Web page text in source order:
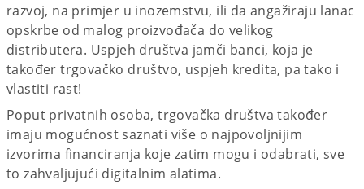
razvoj, na primjer u inozemstvu, ili da angažiraju lanac
opskrbe od malog proizvođača do velikog
distributera. Uspjeh društva jamči banci, koja je
također trgovačko društvo, uspjeh kredita, pa tako i
vlastiti rast!
Poput privatnih osoba, trgovačka društva također
imaju mogućnost saznati više o najpovoljnijim
izvorima financiranja koje zatim mogu i odabrati, sve
to zahvaljujući digitalnim alatima.